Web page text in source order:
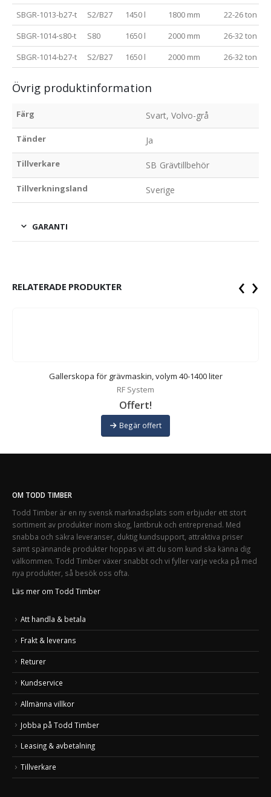
SBGR-1013-b27-t
S2/B27 1450 l 1800 mm
22-26 ton
SBGR-1014-s80-t
S80 1650 l 2000 mm
26-32 ton
SBGR-1014-b27-t
S2/B27 1650 l 2000 mm 26-32 ton
Övrig produktinformation
Färg Svart, Volvo-grå
Tänder Ja
Tillverkare SB Grävtillbehör
Tillverkningsland Sverige
GARANTI
RELATERADE PRODUKTER
Gallerskopa för grävmaskin, volym 40-1400 liter
RF System
Offert!
Begär offert
‹ ›
OM TODD TIMBER
Todd Timber är en ny svensk marknadsplats som erbjuder ett stort
sortiment av produkter inom skog, lantbruk och entreprenad. Med
snabba och säkra leveranser, duktig kundsupport, attraktiva priser
samt spännande produkter hoppas vi att du som kund ska känna dig
välkommen. Todd Timber växer snabbt och vi fyller varje vecka på med
nya produkter, så besök oss ofta.
Läs mer om Todd Timber
Att handla & betala
Frakt & leverans
Returer
Kundservice
Allmänna villkor
Jobba på Todd Timber
Leasing & avbetalning
Tillverkare